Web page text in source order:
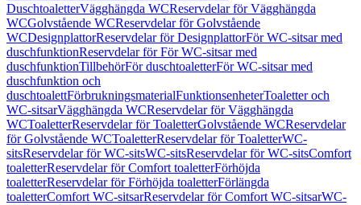
DuschtoaletterVägghängda WCReservdelar för Vägghängda
WCGolvstående WCReservdelar för Golvstående
WCDesignplattorReservdelar för DesignplattorFör WC-sitsar med
duschfunktionReservdelar för För WC-sitsar med
duschfunktionTillbehörFör duschtoaletterFör WC-sitsar med
duschfunktion och
duschtoalettFörbrukningsmaterialFunktionsenheterToaletter och
WC-sitsarVägghängda WCReservdelar för Vägghängda
WCToaletterReservdelar för ToaletterGolvstående WCReservdelar
för Golvstående WCToaletterReservdelar för ToaletterWC-
sitsReservdelar för WC-sitsWC-sitsReservdelar för WC-sitsComfort
toaletterReservdelar för Comfort toaletterFörhöjda
toaletterReservdelar för Förhöjda toaletterFörlängda
toaletterComfort WC-sitsarReservdelar för Comfort WC-sitsarWC-